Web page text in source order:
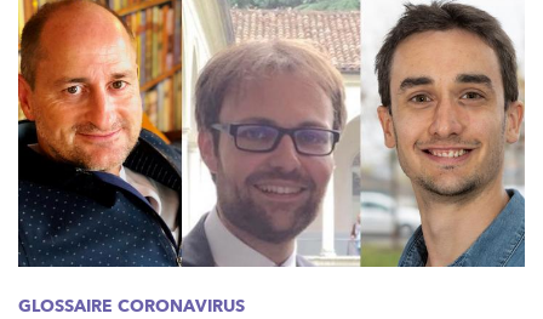
GLOSSAIRE CORONAVIRUS